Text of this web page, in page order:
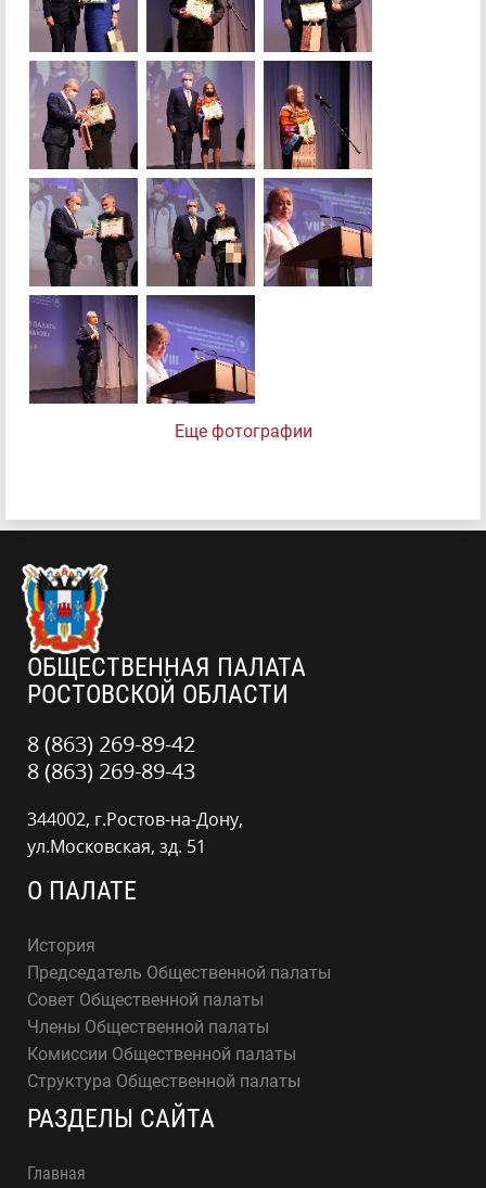
Еще фотографии
ОБЩЕСТВЕННАЯ ПАЛАТА
РОСТОВСКОЙ ОБЛАСТИ
8 (863) 269-89-42
8 (863) 269-89-43
344002, г.Ростов-на-Дону,
ул.Московская, зд. 51
О ПАЛАТЕ
История
Председатель Общественной палаты
Совет Общественной палаты
Члены Общественной палаты
Комиссии Общественной палаты
Структура Общественной палаты
РАЗДЕЛЫ САЙТА
Главная